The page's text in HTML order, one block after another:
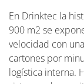
En Drinktec la
900 m2 se
velocidad con
cartones por
logística interna.